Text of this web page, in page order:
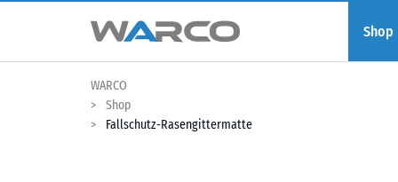
Shop
WARCO
Shop
Fallschutz-Rasengittermatte